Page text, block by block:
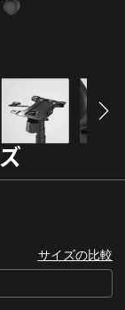
サイズの比較